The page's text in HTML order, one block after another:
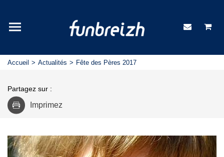
Accueil Actualités Fête des Pères 2017
Partagez sur :
Imprimez